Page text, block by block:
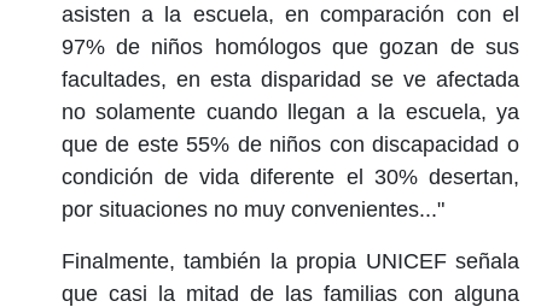
asisten a la escuela, en comparación con el
97% de niños homólogos que gozan de sus
facultades, en esta disparidad se ve afectada
no solamente cuando llegan a la escuela, ya
que de este 55% de niños con discapacidad o
condición de vida diferente el 30% desertan,
por situaciones no muy convenientes..."
Finalmente, también la propia UNICEF señala
que casi la mitad de las familias con alguna